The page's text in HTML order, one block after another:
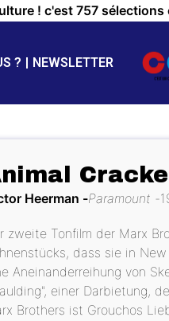
! c'est 757
? NEWSLETTER
Heerman Paramount
zweite Tonfilm der Marx
dass sie in
Aneinanderreihung von
einer Darbietung,
Brothers ist Grouchos